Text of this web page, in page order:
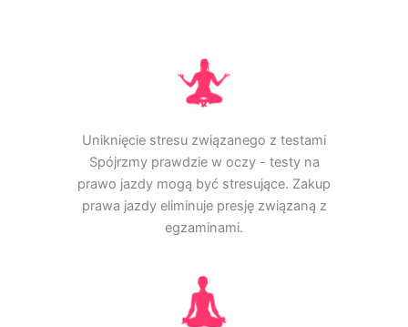
Uniknięcie stresu związanego z testami
Spójrzmy prawdzie w oczy - testy na
prawo jazdy mogą być stresujące. Zakup
prawa jazdy eliminuje presję związaną z
egzaminami.